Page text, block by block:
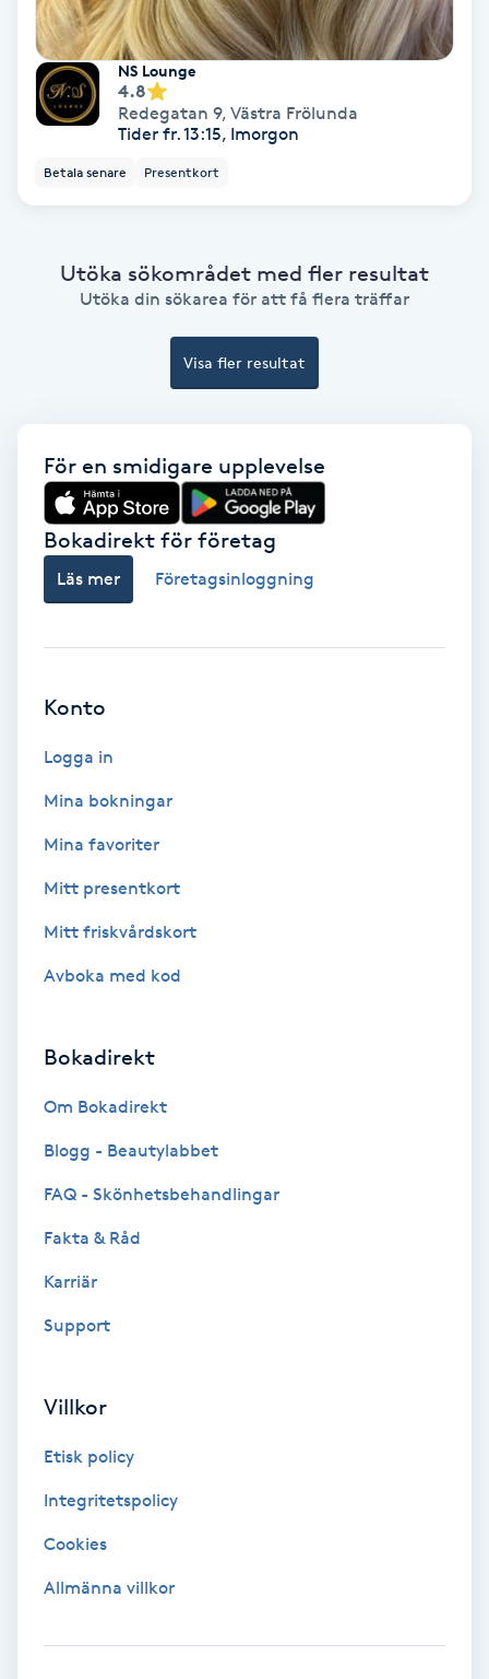
Klippning
Klippning & Slingor
Kosmetisk tatuering
Kroppspeeling
Käkledsbehandling
Laserbehandling
Lashlift Keratin
Liktornar
LPG-massage
Lymfmassage
Makeup
Manikyr & Pedikyr
Massage
Medicinsk massage
Meditation
NS Lounge
4.8
Redegatan 9, Västra Frölunda
Tider fr. 13:15, Imorgon
Betala senare Presentkort
Utöka sökområdet med fler resultat
Utöka din sökarea för att få flera träffar
Visa fler resultat
För en smidigare upplevelse
Bokadirekt för företag
Läs mer Företagsinloggning
Konto
Logga in
Mina bokningar
Mina favoriter
Mitt presentkort
Mitt friskvårdskort
Avboka med kod
Bokadirekt
Om Bokadirekt
Blogg - Beautylabbet
FAQ - Skönhetsbehandlingar
Fakta & Råd
Karriär
Support
Villkor
Etisk policy
Integritetspolicy
Cookies
Allmänna villkor